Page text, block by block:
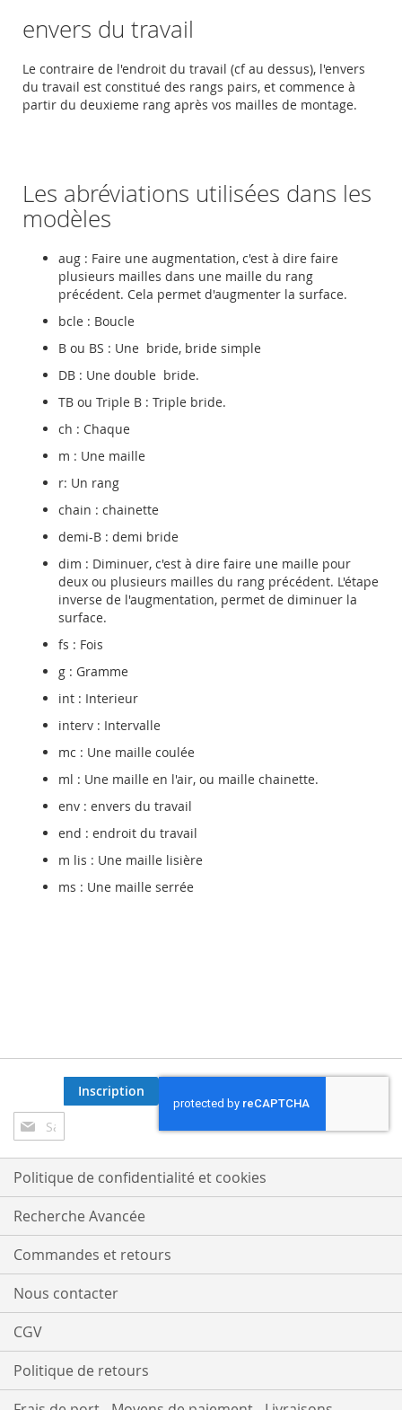
envers du travail
Le contraire de l'endroit du travail (cf au dessus), l'envers
du travail est constitué des rangs pairs, et commence à
partir du deuxieme rang après vos mailles de montage.
Les abréviations utilisées dans les
modèles
aug : Faire une augmentation, c'est à dire faire
plusieurs mailles dans une maille du rang
précédent. Cela permet d'augmenter la surface.
bcle : Boucle
B ou BS : Une bride, bride simple
DB : Une double bride.
TB ou Triple B : Triple bride.
ch : Chaque
m : Une maille
r: Un rang
chain : chainette
demi-B : demi bride
dim : Diminuer, c'est à dire faire une maille pour
deux ou plusieurs mailles du rang précédent. L'étape
inverse de l'augmentation, permet de diminuer la
surface.
fs : Fois
g : Gramme
int : Interieur
interv : Intervalle
mc : Une maille coulée
ml : Une maille en l'air, ou maille chainette.
env : envers du travail
end : endroit du travail
m lis : Une maille lisière
ms : Une maille serrée
Inscription
à
notre
lettre
d’information
:
Inscription
Politique de confidentialité et cookies
Recherche Avancée
Commandes et retours
Nous contacter
CGV
Politique de retours